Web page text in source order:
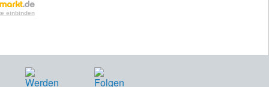
einbinden